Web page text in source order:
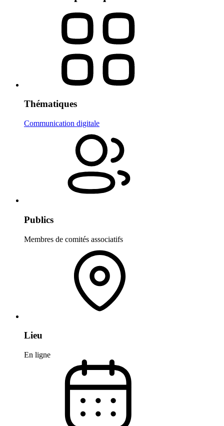
Thématiques
Communication digitale
Publics
Membres de comités associatifs
Lieu
En ligne